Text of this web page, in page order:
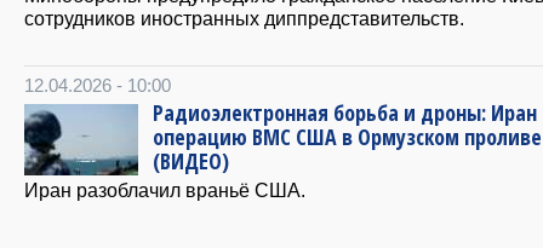
сотрудников иностранных диппредставительств.
12.04.2026 - 10:00
Радиоэлектронная борьба и дроны: Иран
операцию ВМС США в Ормузском проливе
(ВИДЕО)
Иран разоблачил враньё США.